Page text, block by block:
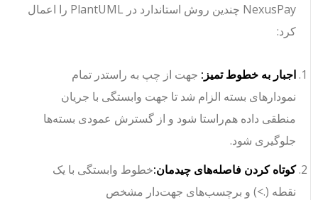
NexusPay چندین روش استاندارد در PlantUML را اعمال
کرد:
اجبار به خطوط تمیز: جهت از چپ به راستدر تمام
نمودارهای بسته الزام شد تا جهت وابستگی با جریان
منطقی داده هم‌راستا شود و از گسترش عمودی بسته‌ها
جلوگیری شود.
کوتاه کردن فاصله‌های چیدمان:خطوط وابستگی با یک
نقطه (.>) و برچسب‌های جهت‌دار مشخص